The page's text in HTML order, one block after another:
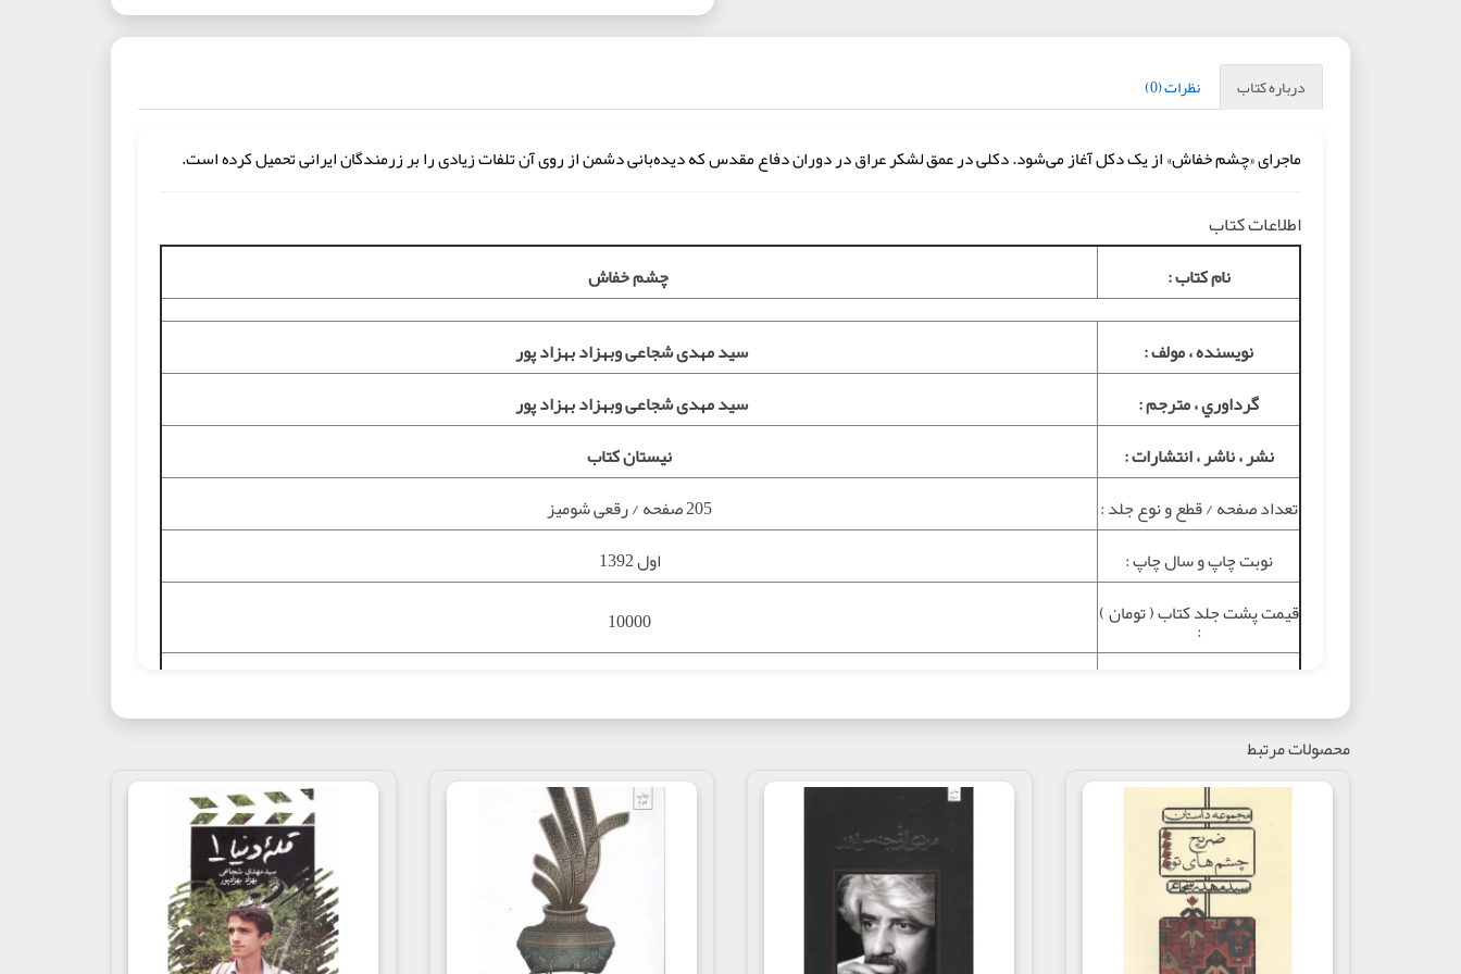
درباره کتاب نظرات (0)
ماجرای «چشم خفاش» از یک دکل آغاز می‌شود. دکلی در عمق لشکر عراق در دوران دفاع مقدس که دیده‌بانی دشمن از روی آن تلفات زیادی را بر زرمندگان ایرانی تحمیل کرده است.
اطلاعات کتاب
نام کتاب : چشم خفاش
نويسنده ، مولف :
سید مهدی شجاعی وبهزاد بهزاد پور
گرداوري ، مترجم :
سید مهدی شجاعی وبهزاد بهزاد پور
نشر ، ناشر ، انتشارات :
نیستان کتاب
تعداد صفحه / قطع و نوع جلد :
205 صفحه / رقعی شومیز
نوبت چاپ و سال چاپ :
اول 1392
قيمت پشت جلد کتاب ( تومان )
:
10000
تگ ها :
خرید اینترنتی کتاب چشم خفاش, سید مهدی شجاعی وبهزاد بهزاد پور, انتشارات نیستان کتاب, کتاب های مهدی شجاعی, بهزاد بهزاد پور, نیستان
کتاب
درباره کتاب
معرفی کتاب :
ماجرای فیلمنامه «چشم خفاش» از یک دکل آغاز می شود. دکلی در عمق لشکر عراق در دوران دفاع مقدس که دیده بانی دشمن از روی آن تلفات زیادی را بر زرمندگان ایرانی تحمیل کرده است. یکی از رزمندگان
محصولات مرتبط